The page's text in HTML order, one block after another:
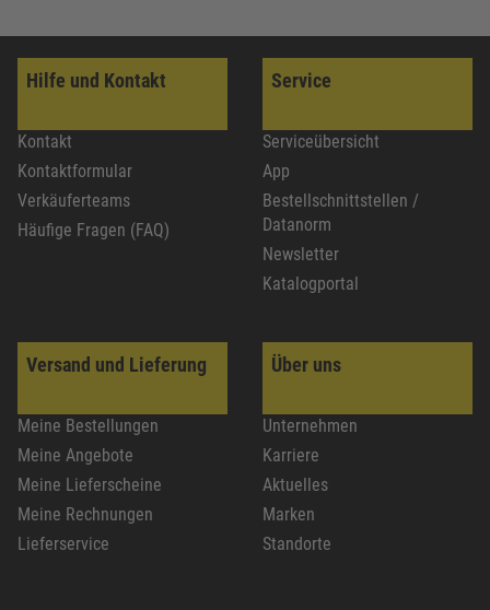
Hilfe und Kontakt
Kontakt
Kontaktformular
Verkäuferteams
Häufige Fragen (FAQ)
Service
Serviceübersicht
App
Bestellschnittstellen /
Datanorm
Newsletter
Katalogportal
Versand und Lieferung
Meine Bestellungen
Meine Angebote
Meine Lieferscheine
Meine Rechnungen
Lieferservice
Über uns
Unternehmen
Karriere
Aktuelles
Marken
Standorte